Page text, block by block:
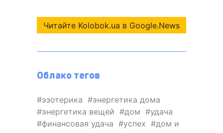
Читайте Kolobok.ua в Google.News
Облако тегов
эзотерика
энергетика дома
энергетика вещей
дом
удача
финансовая удача
успех
дом и